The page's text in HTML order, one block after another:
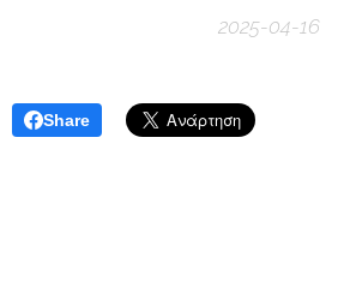
2025-04-16
Share